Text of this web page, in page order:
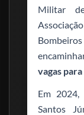
Militar
vagas
Em
Santos